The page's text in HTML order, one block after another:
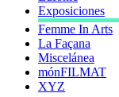
Exposiciones
Femme In Arts
La Façana
Miscelánea
mónFILMAT
XYZ